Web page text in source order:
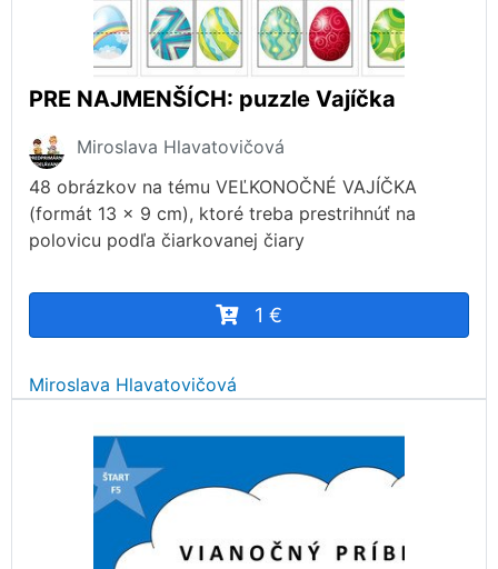
PRE NAJMENŠÍCH: puzzle Vajíčka
Miroslava Hlavatovičová
48 obrázkov na tému VEĽKONOČNÉ VAJÍČKA
(formát 13 x 9 cm), ktoré treba prestrihnúť na
polovicu podľa čiarkovanej čiary
1 €
Miroslava Hlavatovičová